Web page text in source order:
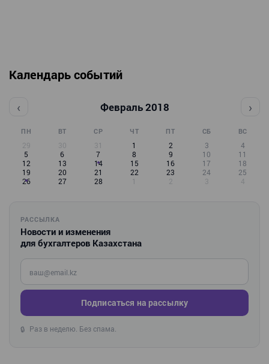
Календарь событий
‹ Февраль 2018 ›
ПН ВТ СР ЧТ ПТ СБ ВС
29 30 31 1 2 3
4
5
6 7 8 9 10
11
12
13 14 15 16 17
18
19
20 21 22 23 24
25
26
27 28 1 2 3 4
РАССЫЛКА
Новости и изменения
для бухгалтеров Казахстана
Введите ваш e-mail
Подписаться на рассылку
🔒 Раз в неделю. Без спама.